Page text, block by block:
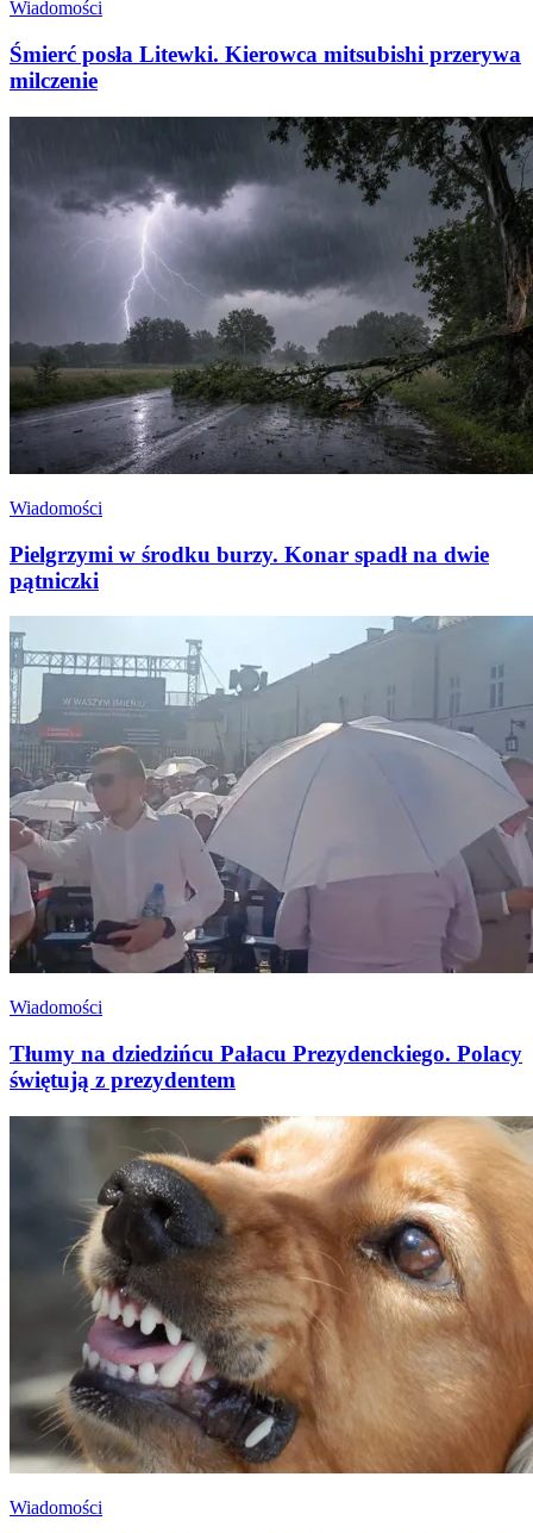
Wiadomości
Śmierć posła Litewki. Kierowca mitsubishi przerywa
milczenie
Wiadomości
Pielgrzymi w środku burzy. Konar spadł na dwie
pątniczki
Wiadomości
Tłumy na dziedzińcu Pałacu Prezydenckiego. Polacy
świętują z prezydentem
Wiadomości